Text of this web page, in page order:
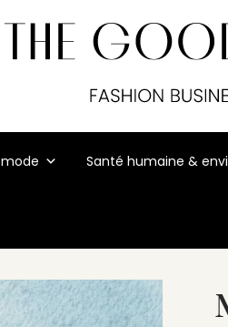
Santé humaine &